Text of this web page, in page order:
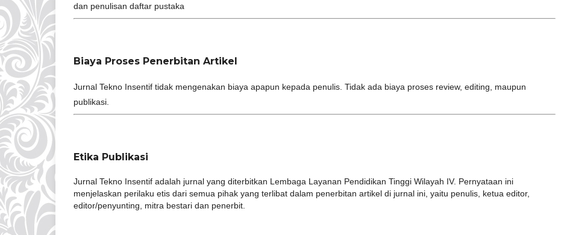
dan penulisan daftar pustaka
Biaya Proses Penerbitan Artikel
Jurnal Tekno Insentif tidak mengenakan biaya apapun kepada penulis. Tidak ada biaya proses review, editing, maupun
publikasi.
Etika Publikasi
Jurnal Tekno Insentif adalah jurnal yang diterbitkan Lembaga Layanan Pendidikan Tinggi Wilayah IV. Pernyataan ini
menjelaskan perilaku etis dari semua pihak yang terlibat dalam penerbitan artikel di jurnal ini, yaitu penulis, ketua editor,
editor/penyunting, mitra bestari dan penerbit.